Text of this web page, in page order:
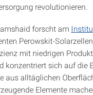
revolutionieren.
forscht am
Perowskit-
mit niedrigen
konzentriert sich auf die
aus alltäglichen
Elemente